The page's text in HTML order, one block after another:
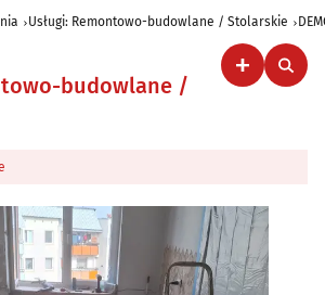
Usługi: Remontowo-budowlane / Stolarskie
budowlane /